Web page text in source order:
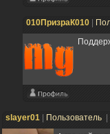
010ПризраК010
slayer01 Пользователь